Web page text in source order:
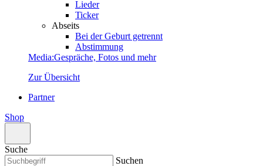
Lieder
Ticker
Abseits
Bei der Geburt getrennt
Abstimmung
Media:Gespräche, Fotos und mehr
Zur Übersicht
Partner
Shop
Suche
Suchen